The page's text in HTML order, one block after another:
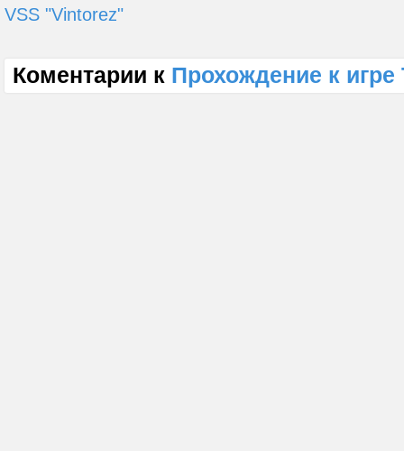
VSS "Vintorez"
Коментарии к Прохождение к игре